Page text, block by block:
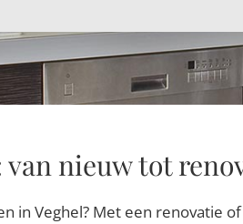
van nieuw tot
in Veghel? Met een renovatie